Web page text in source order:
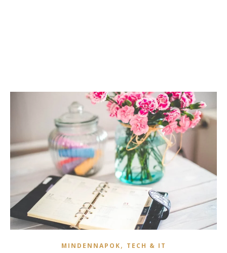
MINDENNAPOK, TECH & IT